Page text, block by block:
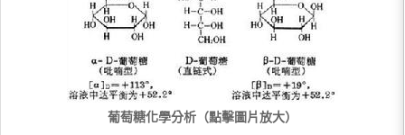
葡萄糖化學分析（點擊圖片放大）